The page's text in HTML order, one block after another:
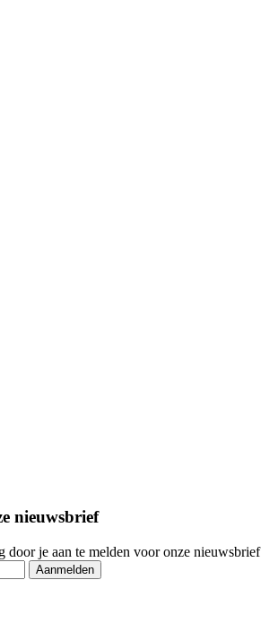
nieuwsbrief
door je aan te melden voor onze nieuwsbrief
Aanmelden